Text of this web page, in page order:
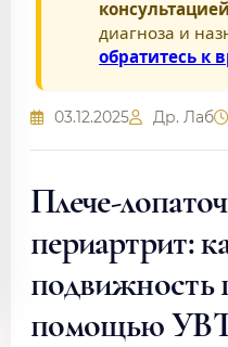
консультацией
диагноза и
обратитесь к
03.12.2025 Др. Лаб
Плече-
периартрит:
подвижность
помощью